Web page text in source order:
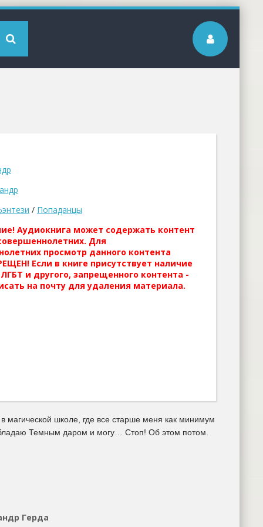
/ Попаданцы
Аудиокнига может содержать контент
Для
просмотр данного контента
Если в книге присутствует наличие
и другого, запрещенного контента -
на почту для удаления материала.
школе, где все старше меня как минимум
Темным даром и могу… Стоп! Об этом потом.
Герда